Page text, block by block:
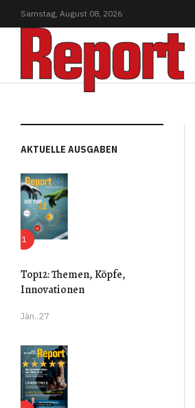
Samstag, August 08, 2026
AKTUELLE AUSGABEN
Top12: Themen, Köpfe,
Innovationen
Jän..27